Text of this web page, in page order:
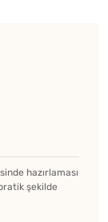
hazırlaması
şekilde